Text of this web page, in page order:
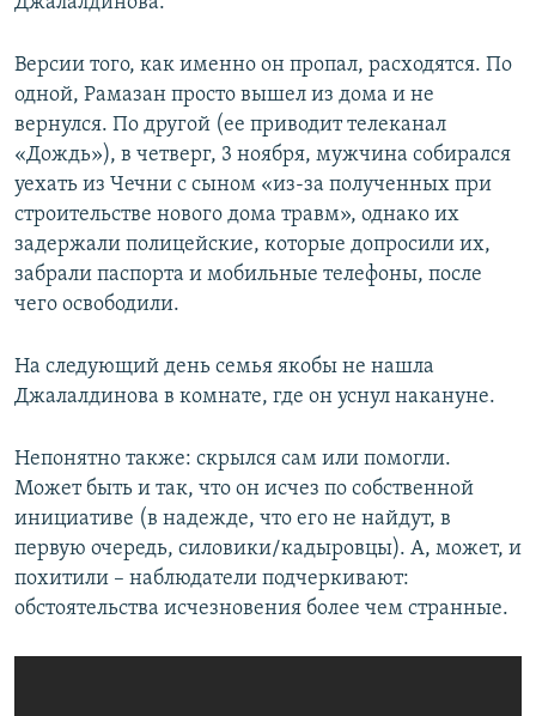
Версии того, как именно он пропал, расходятся. По
одной, Рамазан просто вышел из дома и не
вернулся. По другой (ее приводит телеканал
«Дождь»), в четверг, 3 ноября, мужчина собирался
уехать из Чечни с сыном «из-за полученных при
строительстве нового дома травм», однако их
задержали полицейские, которые допросили их,
забрали паспорта и мобильные телефоны, после
чего освободили.
На следующий день семья якобы не нашла
Джалалдинова в комнате, где он уснул накануне.
Непонятно также: скрылся сам или помогли.
Может быть и так, что он исчез по собственной
инициативе (в надежде, что его не найдут, в
первую очередь, силовики/кадыровцы). А, может, и
похитили – наблюдатели подчеркивают:
обстоятельства исчезновения более чем странные.